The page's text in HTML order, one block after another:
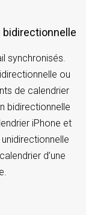
bidirectionnelle
synchronisés.
ou
de calendrier
bidirectionnelle
iPhone et
d’une